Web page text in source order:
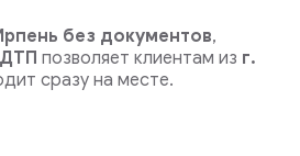
без документов,
позволяет клиентам из г.
сразу на месте.